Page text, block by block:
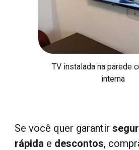
TV instalada na parede
interna
Se você quer garantir
rápida e descontos,